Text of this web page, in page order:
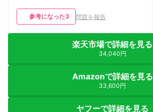
参考になった3 問題を報告
楽天市場で詳細を見る
34,040円
Amazonで詳細を見る
33,600円
ヤフーで詳細を見る